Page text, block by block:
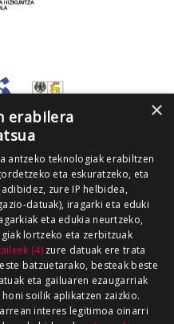
×
erabilera
antzeko teknologiak erabiltzen
eta eskuratzeko, eta
zure IP helbidea,
datuak), iragarki eta eduki
eta edukia neurtzeko,
lortzeko eta zerbitzuak
(4)zure datuak ere trata
batzuetarako, besteak beste
eta gailuaren ezaugarriak
soilik aplikatzen zaizkio.
interes legitimoa oinarri